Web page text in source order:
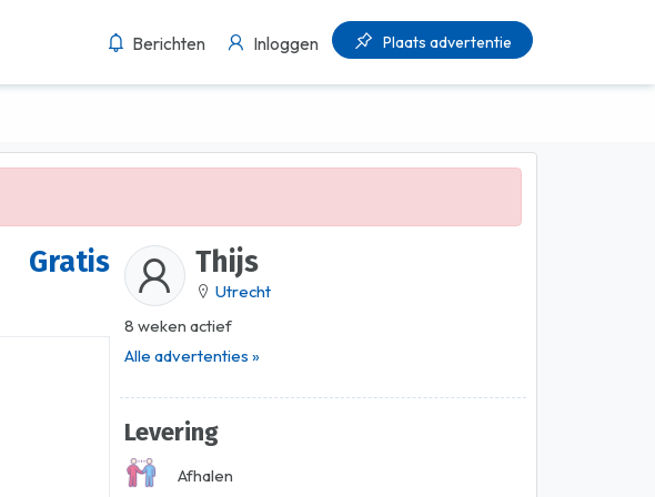
Berichten Inloggen Plaats advertentie
Gratis Thijs
Utrecht
8 weken actief
Alle advertenties »
Levering
Afhalen